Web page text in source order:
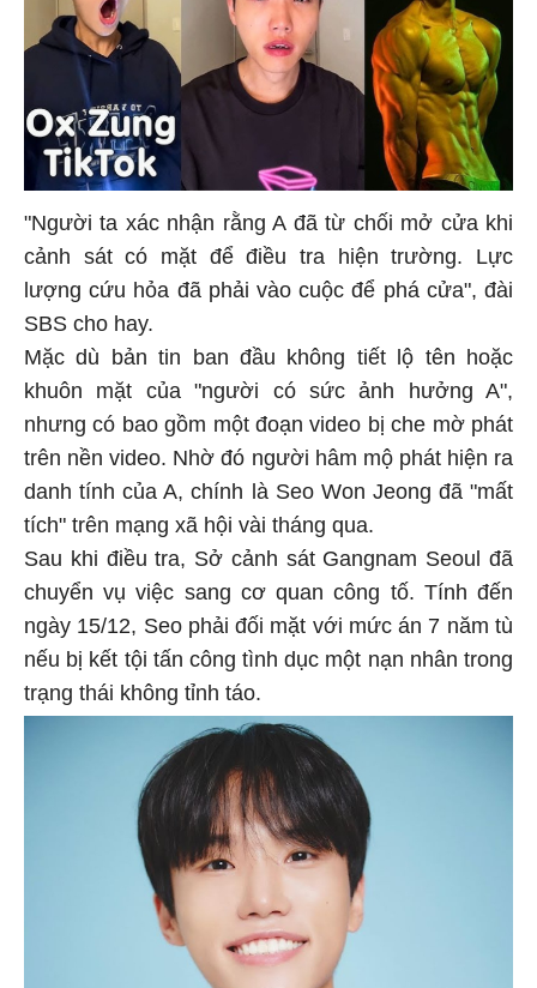
"Người ta xác nhận rằng A đã từ chối mở cửa khi
cảnh sát có mặt để điều tra hiện trường. Lực
lượng cứu hỏa đã phải vào cuộc để phá cửa", đài
SBS cho hay.
Mặc dù bản tin ban đầu không tiết lộ tên hoặc
khuôn mặt của "người có sức ảnh hưởng A",
nhưng có bao gồm một đoạn video bị che mờ phát
trên nền video. Nhờ đó người hâm mộ phát hiện ra
danh tính của A, chính là Seo Won Jeong đã "mất
tích" trên mạng xã hội vài tháng qua.
Sau khi điều tra, Sở cảnh sát Gangnam Seoul đã
chuyển vụ việc sang cơ quan công tố. Tính đến
ngày 15/12, Seo phải đối mặt với mức án 7 năm tù
nếu bị kết tội tấn công tình dục một nạn nhân trong
trạng thái không tỉnh táo.